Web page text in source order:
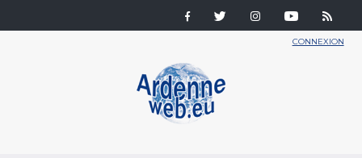
CONNEXION